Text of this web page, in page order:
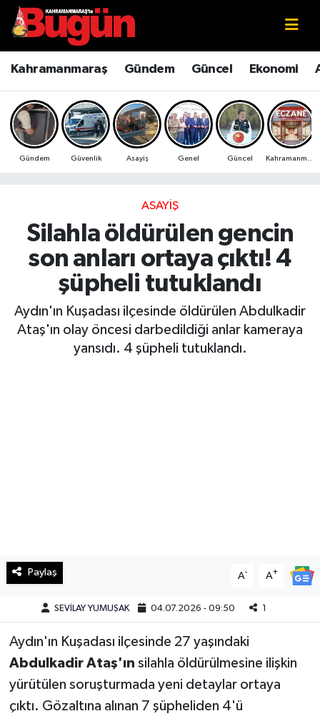
Kahramanmaraş Gündem Güncel Ekonomi
Gündem Güvenlik Asayiş Genel Güncel
ASAYIŞ
Silahla öldürülen gencin
son anları ortaya çıktı! 4
şüpheli tutuklandı
Aydın'ın Kuşadası ilçesinde öldürülen Abdulkadir
Ataş'ın olay öncesi darbedildiği anlar kameraya
yansıdı. 4 şüpheli tutuklandı.
Paylaş A- A+
SEVİLAY YUMUŞAK 04.07.2026 - 09:50 1
Aydın'ın Kuşadası ilçesinde 27 yaşındaki
Abdulkadir Ataş'ın silahla öldürülmesine ilişkin
yürütülen soruşturmada yeni detaylar ortaya
çıktı. Gözaltına alınan 7 şüpheliden 4'ü
Kahramanmaraş
Kahramanmaraş Sokak Röportajları
Bilim ve Teknoloji
Çevre
Ekonomi
Genel
Güncel
Haberde İnsan
Sağlık
Spor
SürManşet
Yaşam
Kahramanmaraş Nöbetçi Eczaneler
Kahramanmaraş Hava Durumu
Kahramanmaraş Namaz Vakitleri
Kahramanmaraş Trafik Yoğunluk Haritası
Süper Lig Puan Durumu ve Fikstür
Tüm Manşetler
Son Dakika Haberleri
Haber Arşivi